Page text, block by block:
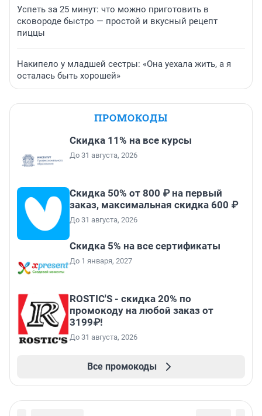
Успеть за 25 минут: что можно приготовить в
сковороде быстро — простой и вкусный рецепт
пиццы
Накипело у младшей сестры: «Она уехала жить, а я
осталась быть хорошей»
ПРОМОКОДЫ
Скидка 11% на все курсы
До 31 августа, 2026
Скидка 50% от 800 ₽ на первый
заказ, максимальная скидка 600 ₽
До 31 августа, 2026
Скидка 5% на все сертификаты
До 1 января, 2027
ROSTIC'S - скидка 20% по
промокоду на любой заказ от
3199₽!
До 31 августа, 2026
Все промокоды